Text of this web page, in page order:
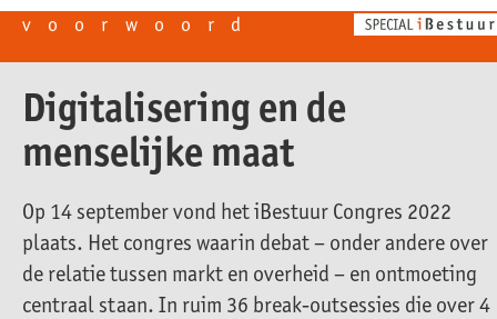
voorwoord
Digitalisering en de
menselijke maat
Op 14 september vond het iBestuur Congres 2022
plaats. Het congres waarin debat – onder andere over
de relatie tussen markt en overheid – en ontmoeting
centraal staan. In ruim 36 break-outsessies die over 4